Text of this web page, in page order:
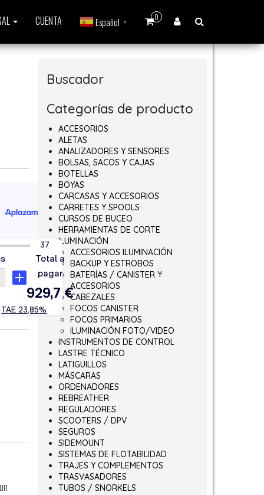
0
CUENTA Español ▼
Buscador
Categorías de producto
ACCESORIOS
ALETAS
ANALIZADORES Y SENSORES
BOLSAS, SACOS Y CAJAS
BOTELLAS
BOYAS
CARCASAS Y ACCESORIOS
CARRETES Y SPOOLS
CURSOS DE BUCEO
HERRAMIENTAS DE CORTE
ILUMINACIÓN
ACCESORIOS ILUMINACIÓN
BACKUP Y ESTROBOS
BATERÍAS / CANISTER Y
ACCESORIOS
CABEZALES
FOCOS CANISTER
FOCOS PRIMARIOS
ILUMINACIÓN FOTO/VIDEO
INSTRUMENTOS DE CONTROL
LASTRE TÉCNICO
LATIGUILLOS
MÁSCARAS
ORDENADORES
REBREATHER
REGULADORES
SCOOTERS / DPV
SEGUROS
SIDEMOUNT
SISTEMAS DE FLOTABILIDAD
TRAJES Y COMPLEMENTOS
TRASVASADORES
TUBOS / SNORKELS